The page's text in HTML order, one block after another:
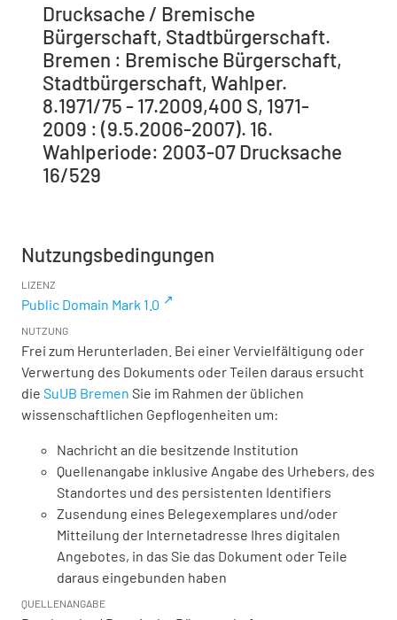
Drucksache / Bremische
Bürgerschaft, Stadtbürgerschaft.
Bremen : Bremische Bürgerschaft,
Stadtbürgerschaft, Wahlper.
8.1971/75 - 17.2009,400 S, 1971-
2009 : (9.5.2006-2007). 16.
Wahlperiode: 2003-07 Drucksache
16/529
Nutzungsbedingungen
LIZENZ
Public Domain Mark 1.0
NUTZUNG
Frei zum Herunterladen. Bei einer Vervielfältigung oder
Verwertung des Dokuments oder Teilen daraus ersucht
die SuUB Bremen Sie im Rahmen der üblichen
wissenschaftlichen Gepflogenheiten um:
Nachricht an die besitzende Institution
Quellenangabe inklusive Angabe des Urhebers, des
Standortes und des persistenten Identifiers
Zusendung eines Belegexemplares und/oder
Mitteilung der Internetadresse Ihres digitalen
Angebotes, in das Sie das Dokument oder Teile
daraus eingebunden haben
QUELLENANGABE